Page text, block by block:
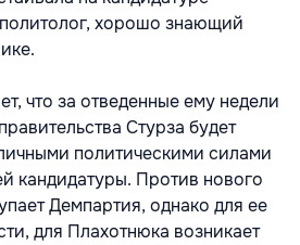
хорошо знающий
что за отведенные ему недели
Стурза будет
политическими силами
кандидатуры. Против нового
Демпартия, однако для ее
для Плахотнюка возникает